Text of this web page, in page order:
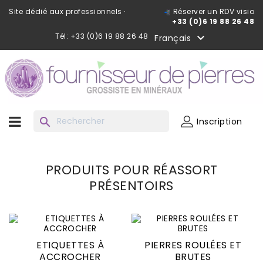
Site dédié aux professionnels ·
Réserver un RDV visio
+33 (0)6 19 88 26 48
Tél: +33 (0)6 19 88 26 48
Français 
search Inscription
PRODUITS POUR RÉASSORT
PRÉSENTOIRS
ETIQUETTES À
ACCROCHER
PIERRES ROULÉES ET
BRUTES